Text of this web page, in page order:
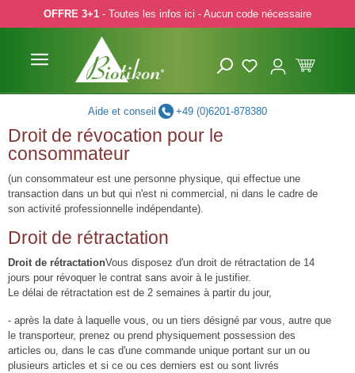
to main content
Skip to search
Skip to main navigation
OFFRE 3+1 - Toutes les infos ici - Aucun code nécessaire
Aide et conseil +49 (0)6201-878380
Droit de révocation pour le
consommateur
(un consommateur est une personne physique, qui effectue une
transaction dans un but qui n'est ni commercial, ni dans le cadre de
son activité professionnelle indépendante).
Droit de rétractation
Droit de rétractationVous disposez d'un droit de rétractation de 14
jours pour révoquer le contrat sans avoir à le justifier.
Le délai de rétractation est de 2 semaines à partir du jour,
- après la date à laquelle vous, ou un tiers désigné par vous, autre que
le transporteur, prenez ou prend physiquement possession des
articles ou, dans le cas d'une commande unique portant sur un ou
plusieurs articles et si ce ou ces derniers est ou sont livrés